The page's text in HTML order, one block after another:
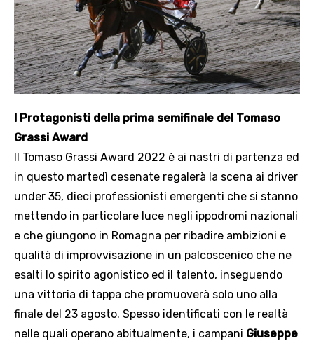
I Protagonisti della prima semifinale del Tomaso
Grassi Award
Il Tomaso Grassi Award 2022 è ai nastri di partenza ed
in questo martedì cesenate regalerà la scena ai driver
under 35, dieci professionisti emergenti che si stanno
mettendo in particolare luce negli ippodromi nazionali
e che giungono in Romagna per ribadire ambizioni e
qualità di improvvisazione in un palcoscenico che ne
esalti lo spirito agonistico ed il talento, inseguendo
una vittoria di tappa che promuoverà solo uno alla
finale del 23 agosto. Spesso identificati con le realtà
nelle quali operano abitualmente, i campani Giuseppe